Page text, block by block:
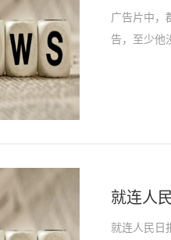
广告片中，
告，至少他
就连人
就连人民日